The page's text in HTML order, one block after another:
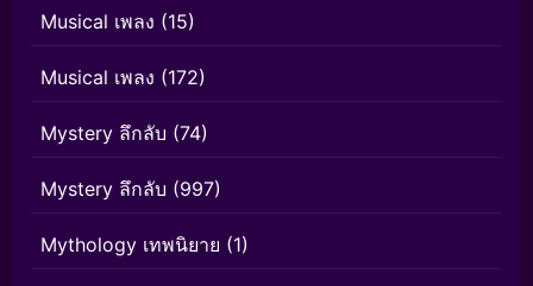
Musical เพลง (15)
Musical เพลง (172)
Mystery ลึกลับ (74)
Mystery ลึกลับ (997)
Mythology เทพนิยาย (1)